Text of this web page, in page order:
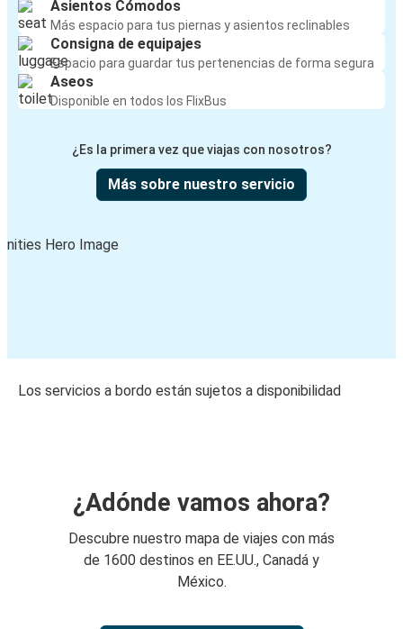
Asientos Cómodos
Más espacio para tus piernas y asientos reclinables
Consigna de equipajes
Espacio para guardar tus pertenencias de forma segura
Aseos
Disponible en todos los FlixBus
¿Es la primera vez que viajas con nosotros?
Más sobre nuestro servicio
Los servicios a bordo están sujetos a disponibilidad
¿Adónde vamos ahora?
Descubre nuestro mapa de viajes con más
de 1600 destinos en EE.UU., Canadá y
México.